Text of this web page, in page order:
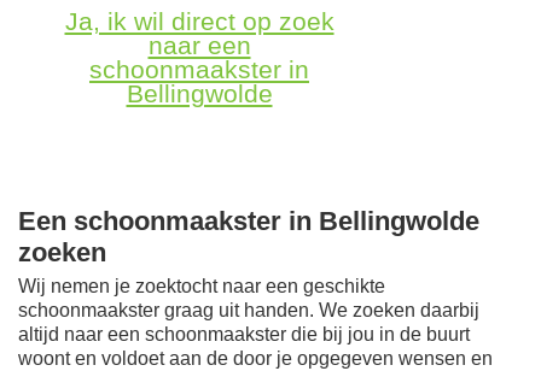
Ja, ik wil direct op zoek
naar een
schoonmaakster in
Bellingwolde
Een schoonmaakster in Bellingwolde
zoeken
Wij nemen je zoektocht naar een geschikte
schoonmaakster graag uit handen. We zoeken daarbij
altijd naar een schoonmaakster die bij jou in de buurt
woont en voldoet aan de door je opgegeven wensen en